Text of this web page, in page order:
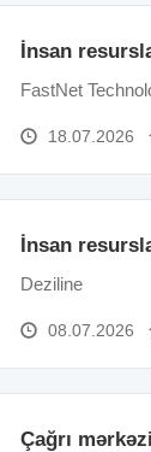
İnsan
FastNet
18.07.2026
İnsan
Deziline
08.07.2026
Çağrı